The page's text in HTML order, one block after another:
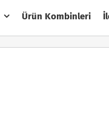
Ürün Kombinleri